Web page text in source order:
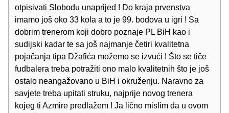
otpisivati Slobodu unaprijed ! Do kraja prvenstva
imamo još oko 33 kola a to je 99. bodova u igri ! Sa
dobrim trenerom koji dobro poznaje PL BiH kao i
sudijski kadar te sa još najmanje četiri kvalitetna
pojačanja tipa Džafića možemo se izvući ! Što se tiče
fudbalera treba potražiti ono malo kvalitetnih što je još
ostalo neangažovano u BiH i okruženju. Naravno za
savjete treba upitati struku, najprije novog trenera
kojeg ti Azmire predlažem ! Ja lično mislim da u ovom